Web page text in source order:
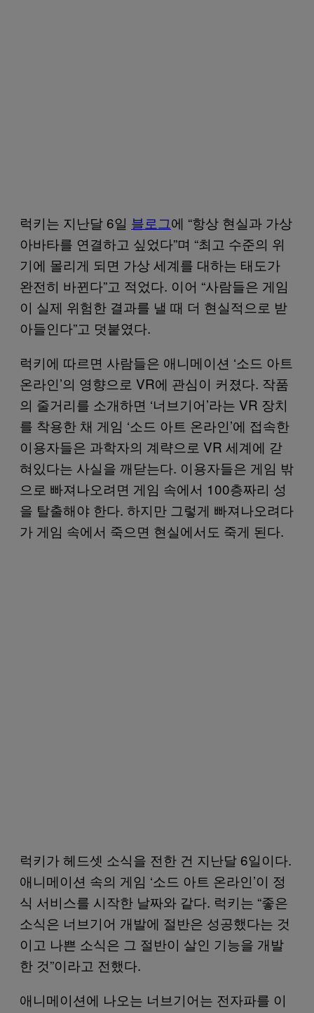
럭키는 지난달 6일 블로그에 “항상 현실과 가상
아바타를 연결하고 싶었다”며 “최고 수준의 위
기에 몰리게 되면 가상 세계를 대하는 태도가
완전히 바뀐다”고 적었다. 이어 “사람들은 게임
이 실제 위험한 결과를 낼 때 더 현실적으로 받
아들인다”고 덧붙였다.
럭키에 따르면 사람들은 애니메이션 ‘소드 아트
온라인’의 영향으로 VR에 관심이 커졌다. 작품
의 줄거리를 소개하면 ‘너브기어’라는 VR 장치
를 착용한 채 게임 ‘소드 아트 온라인’에 접속한
이용자들은 과학자의 계략으로 VR 세계에 갇
혀있다는 사실을 깨닫는다. 이용자들은 게임 밖
으로 빠져나오려면 게임 속에서 100층짜리 성
을 탈출해야 한다. 하지만 그렇게 빠져나오려다
가 게임 속에서 죽으면 현실에서도 죽게 된다.
럭키가 헤드셋 소식을 전한 건 지난달 6일이다.
애니메이션 속의 게임 ‘소드 아트 온라인’이 정
식 서비스를 시작한 날짜와 같다. 럭키는 “좋은
소식은 너브기어 개발에 절반은 성공했다는 것
이고 나쁜 소식은 그 절반이 살인 기능을 개발
한 것”이라고 전했다.
애니메이션에 나오는 너브기어는 전자파를 이